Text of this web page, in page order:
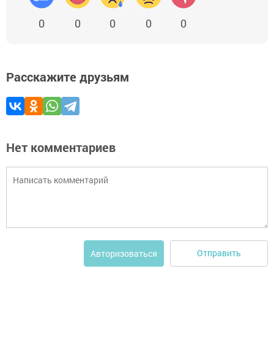
0 0 0 0 0
Расскажите друзьям
Нет комментариев
Авторизоваться Отправить